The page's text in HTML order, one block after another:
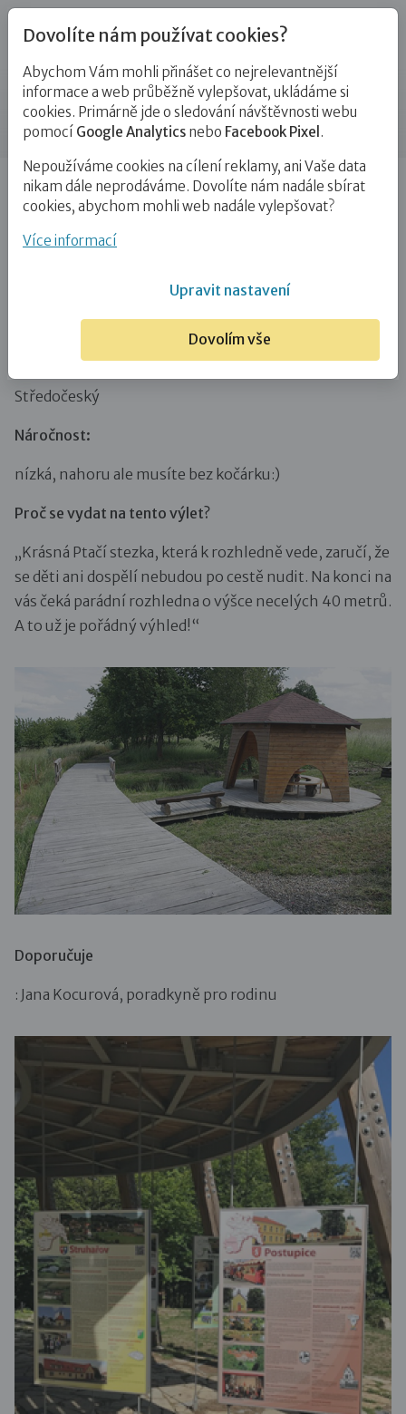
Blog
Příspěvek
Úvod Blog Ostatní Za výhledy na rozhlednu Špulka
Za výhledy na rozhlednu Špulka
Výlet na rozhlednu Špulka
Středočeský
Náročnost:
nízká, nahoru ale musíte bez kočárku:)
Proč se vydat na tento výlet?
„Krásná Ptačí stezka, která k rozhledně vede, zaručí, že
se děti ani dospělí nebudou po cestě nudit. Na konci na
vás čeká parádní rozhledna o výšce necelých 40 metrů.
A to už je pořádný výhled!“
Doporučuje
: Jana Kocurová, poradkyně pro rodinu
Dovolíte nám používat cookies?
Abychom Vám mohli přinášet co nejrelevantnější
informace a web průběžně vylepšovat, ukládáme si
cookies. Primárně jde o sledování návštěvnosti webu
pomocí Google Analytics nebo Facebook Pixel .
Nepoužíváme cookies na cílení reklamy, ani Vaše data
nikam dále neprodáváme. Dovolíte nám nadále sbírat
cookies, abychom mohli web nadále vylepšovat?
Více informací
Upravit nastavení
Dovolím vše